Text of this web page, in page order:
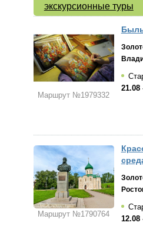
экскурсионные туры
Маршрут №1979332
21.08
Маршрут №1790764
12.08